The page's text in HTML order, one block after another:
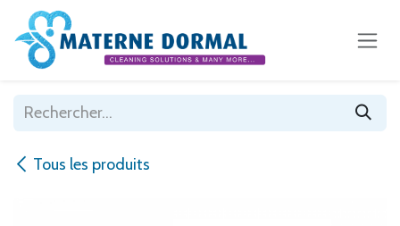
Se rendre au contenu
Tous les produits